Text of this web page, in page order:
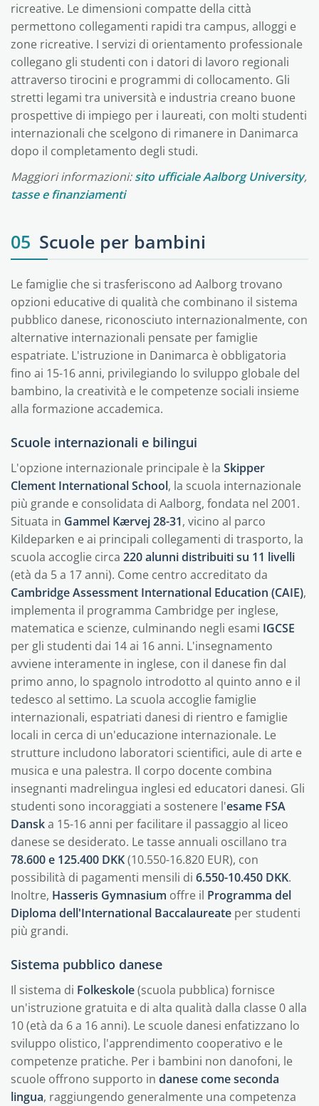
ricreative. Le dimensioni compatte della città
permettono collegamenti rapidi tra campus, alloggi e
zone ricreative. I servizi di orientamento professionale
collegano gli studenti con i datori di lavoro regionali
attraverso tirocini e programmi di collocamento. Gli
stretti legami tra università e industria creano buone
prospettive di impiego per i laureati, con molti studenti
internazionali che scelgono di rimanere in Danimarca
dopo il completamento degli studi.
Maggiori informazioni:sito ufficiale Aalborg University,
tasse e finanziamenti
05 Scuole per bambini
Le famiglie che si trasferiscono ad Aalborg trovano
opzioni educative di qualità che combinano il sistema
pubblico danese, riconosciuto internazionalmente, con
alternative internazionali pensate per famiglie
espatriate. L'istruzione in Danimarca è obbligatoria
fino ai 15-16 anni, privilegiando lo sviluppo globale del
bambino, la creatività e le competenze sociali insieme
alla formazione accademica.
Scuole internazionali e bilingui
L'opzione internazionale principale è la Skipper
Clement International School, la scuola internazionale
più grande e consolidata di Aalborg, fondata nel 2001.
Situata in Gammel Kærvej 28-31, vicino al parco
Kildeparken e ai principali collegamenti di trasporto, la
scuola accoglie circa 220 alunni distribuiti su 11 livelli
(età da 5 a 17 anni). Come centro accreditato da
Cambridge Assessment International Education (CAIE),
implementa il programma Cambridge per inglese,
matematica e scienze, culminando negli esami IGCSE
per gli studenti dai 14 ai 16 anni. L'insegnamento
avviene interamente in inglese, con il danese fin dal
primo anno, lo spagnolo introdotto al quinto anno e il
tedesco al settimo. La scuola accoglie famiglie
internazionali, espatriati danesi di rientro e famiglie
locali in cerca di un'educazione internazionale. Le
strutture includono laboratori scientifici, aule di arte e
musica e una palestra. Il corpo docente combina
insegnanti madrelingua inglesi ed educatori danesi. Gli
studenti sono incoraggiati a sostenere l'esame FSA
Danska 15-16 anni per facilitare il passaggio al liceo
danese se desiderato. Le tasse annuali oscillano tra
78.600 e 125.400 DKK(10.550-16.820 EUR), con
possibilità di pagamenti mensili di 6.550-10.450 DKK.
Inoltre, Hasseris Gymnasium offre il Programma del
Diploma dell'International Baccalaureate per studenti
più grandi.
Sistema pubblico danese
Il sistema di Folkeskole(scuola pubblica) fornisce
un'istruzione gratuita e di alta qualità dalla classe 0 alla
10 (età da 6 a 16 anni). Le scuole danesi enfatizzano lo
sviluppo olistico, l'apprendimento cooperativo e le
competenze pratiche. Per i bambini non danofoni, le
scuole offrono supporto in danese come seconda
lingua, raggiungendo generalmente una competenza